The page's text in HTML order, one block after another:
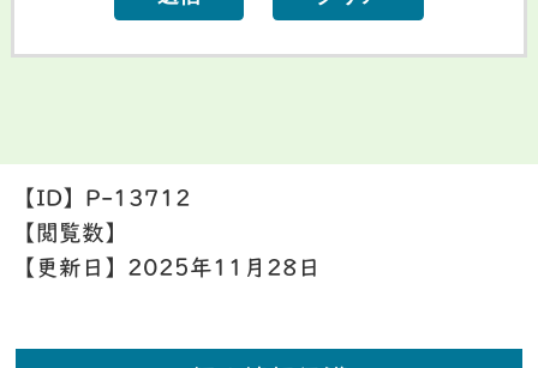
【ID】 P-13712
【閲覧数】
【更新日】 2025年11月28日